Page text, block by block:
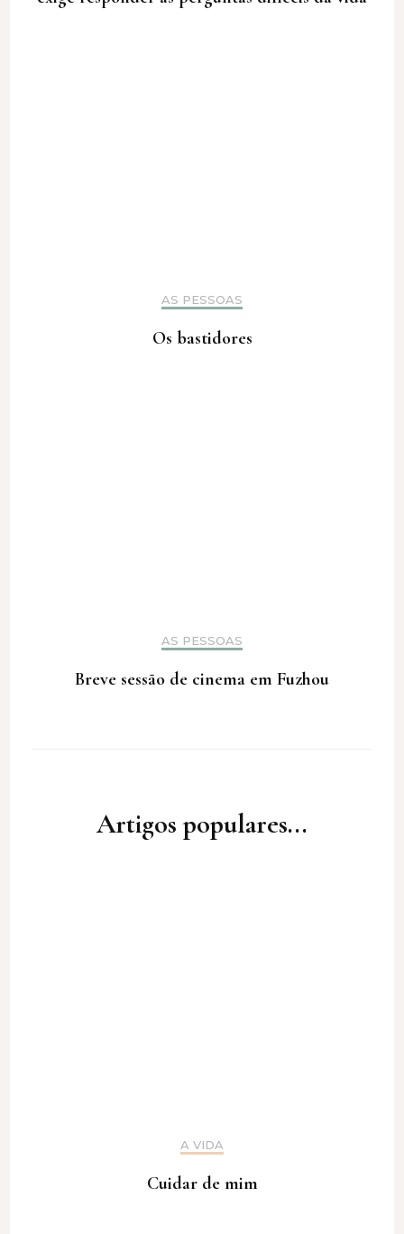
AS PESSOAS
Os bastidores
AS PESSOAS
Breve sessão de cinema em Fuzhou
Artigos populares...
A VIDA
Cuidar de mim